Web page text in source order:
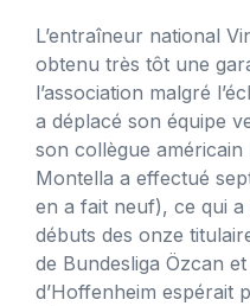
L’entraîneur national
obtenu très tôt une
l’association malgré
a déplacé son équipe
son collègue
Montella a effectué
en a fait neuf), ce qui
débuts des onze
de Bundesliga Özcan
d’Hoffenheim espérait